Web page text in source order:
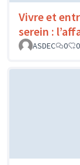
Vivre et
serein :
ASDEC
0 0